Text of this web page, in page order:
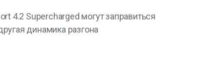
4.2 Supercharged могут заправиться
динамика разгона